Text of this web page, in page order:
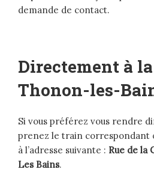
demande de contact.
Directement à la
Thonon-les-
Si vous préférez vous rendre
prenez le train correspondant
à l’adresse suivante : Rue de la
Les Bains.